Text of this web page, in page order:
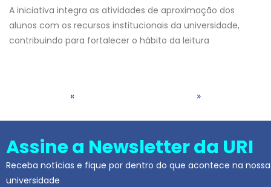
A iniciativa integra as atividades de aproximação dos
alunos com os recursos institucionais da universidade,
contribuindo para fortalecer o hábito da leitura
« »
Assine a Newsletter da URI
Receba notícias e fique por dentro do que acontece na nossa
universidade